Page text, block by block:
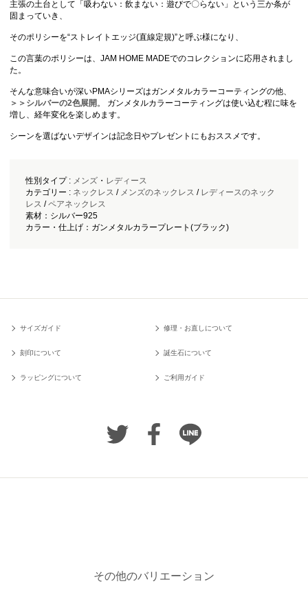
主張の土台として「吸わない：飲まない：遊びで〇らない」という三か条が
固まっていき、
そのポリシーを“ストレイトエッジ(直線定規)”と呼ぶ様になり、
この言葉のポリシーは、JAM HOME MADEでのコレクションに応用されまし
た。
そんな意味合いが深いPMAシリーズはガンメタルカラーコーティングの他、
＞＞シルバーの2色展開。 ガンメタルカラーコーティングは使い込む程に味を
増し、経年変化を楽しめます。
シーンを選ばないデザインは記念日やプレゼントにもおススメです。
性別タイプ : メンズ・ レディース
カテゴリー : ネックレス / メンズのネックレス / レディースのネック
レス /ペアネックレス
素材：シルバー925
カラー・仕上げ：ガンメタルカラープレート(ブラック)
サイズガイド 修理・お直しについて
刻印について 誕生石について
ラッピングについて ご利用ガイド
その他のバリエーション